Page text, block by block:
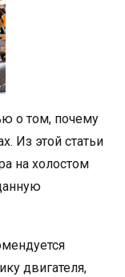
о том, почему
Из этой статьи
на холостом
двигателя,